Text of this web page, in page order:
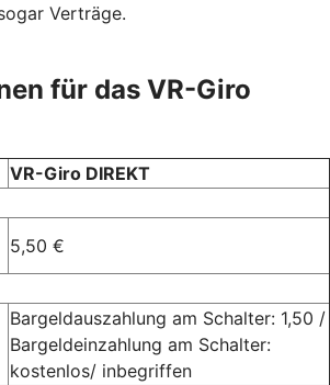
Verträge.
für das VR-Giro
VR-Giro DIREKT
5,50 €
Bargeldauszahlung am Schalter: 1,50 /
Bargeldeinzahlung am Schalter:
kostenlos/ inbegriffen